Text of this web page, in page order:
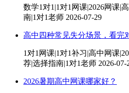
数学1对1|1对1网课|2026网课|
南|1对1老师 2026-07-29
高中四种常见失分场景，看完
1对1网课|1对1补习|高中网课
荐|选择指南|1对1老师 2026-07-
2026暑期高中网课哪家好？